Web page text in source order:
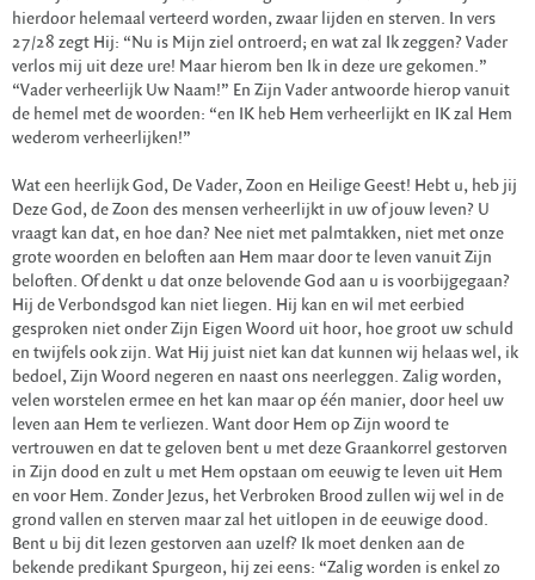
hierdoor helemaal verteerd worden, zwaar lijden en sterven. In vers
27/28 zegt Hij: “Nu is Mijn ziel ontroerd; en wat zal Ik zeggen? Vader
verlos mij uit deze ure! Maar hierom ben Ik in deze ure gekomen.”
“Vader verheerlijk Uw Naam!” En Zijn Vader antwoorde hierop vanuit
de hemel met de woorden: “en IK heb Hem verheerlijkt en IK zal Hem
wederom verheerlijken!”
Wat een heerlijk God, De Vader, Zoon en Heilige Geest! Hebt u, heb jij
Deze God, de Zoon des mensen verheerlijkt in uw of jouw leven? U
vraagt kan dat, en hoe dan? Nee niet met palmtakken, niet met onze
grote woorden en beloften aan Hem maar door te leven vanuit Zijn
beloften. Of denkt u dat onze belovende God aan u is voorbijgegaan?
Hij de Verbondsgod kan niet liegen. Hij kan en wil met eerbied
gesproken niet onder Zijn Eigen Woord uit hoor, hoe groot uw schuld
en twijfels ook zijn. Wat Hij juist niet kan dat kunnen wij helaas wel, ik
bedoel, Zijn Woord negeren en naast ons neerleggen. Zalig worden,
velen worstelen ermee en het kan maar op één manier, door heel uw
leven aan Hem te verliezen. Want door Hem op Zijn woord te
vertrouwen en dat te geloven bent u met deze Graankorrel gestorven
in Zijn dood en zult u met Hem opstaan om eeuwig te leven uit Hem
en voor Hem. Zonder Jezus, het Verbroken Brood zullen wij wel in de
grond vallen en sterven maar zal het uitlopen in de eeuwige dood.
Bent u bij dit lezen gestorven aan uzelf? Ik moet denken aan de
bekende predikant Spurgeon, hij zei eens: “Zalig worden is enkel zo